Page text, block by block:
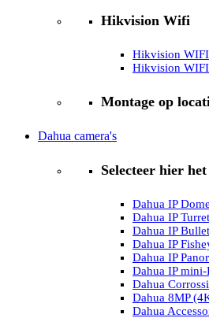
Hikvision Wifi
Hikvision
Hikvision
Montage op
Dahua camera's
Selecteer hier
Dahua IP Dome
Dahua IP Turret
Dahua IP Bullet
Dahua IP
Dahua IP
Dahua IP mini-
Dahua
Dahua 8MP
Dahua